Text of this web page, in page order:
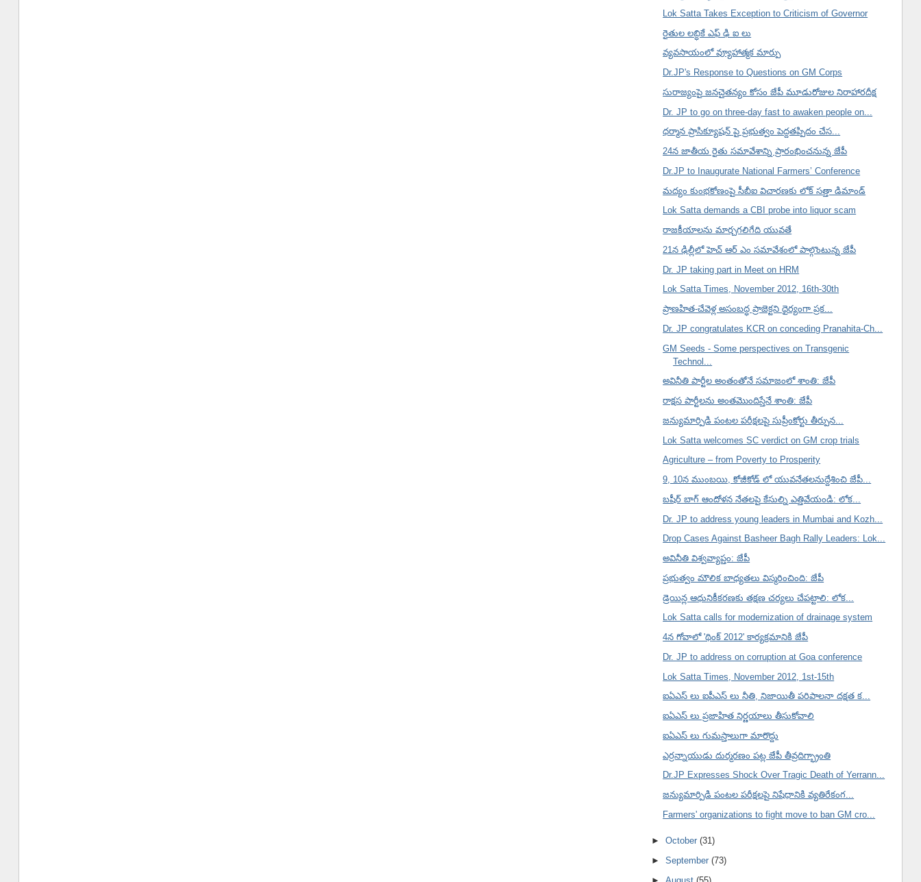
Lok Satta Takes Exception to Criticism of Governor
రైతుల లబ్ధికే ఎఫ్ ఢి ఐ లు
వ్యవసాయంలో వ్యూహాత్మక మార్పు
Dr.JP's Response to Questions on GM Corps
సురాజ్యంపై జనచైతన్యం కోసం జేపీ మూడురోజుల నిరాహారదీక్ష
Dr. JP to go on three-day fast to awaken people on...
ధర్మాన ప్రాసిక్యూషన్ పై ప్రభుత్వం పెద్దతప్పిదం చేస...
24న జాతీయ రైతు సమావేశాన్ని ప్రారంభించనున్న జేపీ
Dr.JP to Inaugurate National Farmers’ Conference
మద్యం కుంభకోణంపై సీబీఐ విచారణకు లోక్ సత్తా డిమాండ్
Lok Satta demands a CBI probe into liquor scam
రాజకీయాలను మార్చగలిగేది యువతే
21న ఢిల్లీలో హెచ్ ఆర్ ఎం సమావేశంలో పాల్గొంటున్న జేపీ
Dr. JP taking part in Meet on HRM
Lok Satta Times, November 2012, 16th-30th
ప్రాణహిత-చేవెళ్ల అసంబద్ధ ప్రాజెక్టని ధైర్యంగా ప్రక...
Dr. JP congratulates KCR on conceding Pranahita-Ch...
GM Seeds - Some perspectives on Transgenic
Technol...
అవినీతి పార్టీల అంతంతోనే సమాజంలో శాంతి: జేపీ
రాక్షస పార్టీలను అంతమొందిస్తేనే శాంతి: జేపీ
జన్యుమార్పిడి పంటల పరీక్షలపై సుప్రీంకోర్టు తీర్పున...
Lok Satta welcomes SC verdict on GM crop trials
Agriculture – from Poverty to Prosperity
9, 10న ముంబయి, కోజీకోడ్ లో యువనేతలనుద్దేశించి జేపీ...
బషీర్ బాగ్ ఆందోళన నేతలపై కేసుల్ని ఎత్తివేయండి: లోక...
Dr. JP to address young leaders in Mumbai and Kozh...
Drop Cases Against Basheer Bagh Rally Leaders: Lok...
అవినీతి విశ్వవ్యాప్తం: జేపీ
ప్రభుత్వం మౌలిక బాధ్యతలు విస్మరించింది: జేపీ
డ్రెయిన్ల ఆధునికీకరణకు తక్షణ చర్యలు చేపట్టాలి: లోక...
Lok Satta calls for modernization of drainage system
4న గోవాలో 'థింక్ 2012' కార్యక్రమానికి జేపీ
Dr. JP to address on corruption at Goa conference
Lok Satta Times, November 2012, 1st-15th
ఐఏఎస్ లు ఐపీఎస్ లు నీతి, నిజాయితీ పరిపాలనా దక్షత క...
ఐఏఎస్ లు ప్రజాహిత నిర్ణయాలు తీసుకోవాలి
ఐఏఎస్ లు గుమస్తాలుగా మారొద్దు
ఎర్రన్నాయుడు దుర్మరణం పట్ల జేపీ తీవ్రదిగ్భ్రాంతి
Dr.JP Expresses Shock Over Tragic Death of Yerrann...
జన్యుమార్పిడి పంటల పరీక్షలపై నిషేధానికి వ్యతిరేకంగ...
Farmers' organizations to fight move to ban GM cro...
►October(31)
►September(73)